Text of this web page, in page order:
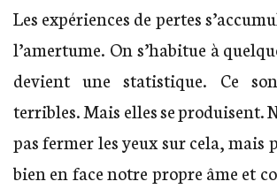
Les expériences de pertes
l’amertume. On s’habitue à
devient une statistique. Ce
terribles. Mais elles se produisent.
pas fermer les yeux sur cela, mais
bien en face notre propre âme et